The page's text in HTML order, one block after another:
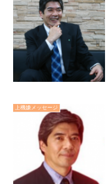
上機嫌メッセージ